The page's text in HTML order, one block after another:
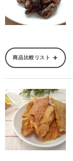
商品比較リスト